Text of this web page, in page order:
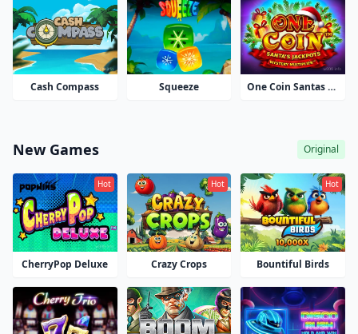
Cash Compass Squeeze One Coin Santas Jackpots
New Games Original
CherryPop Deluxe
Hot
Crazy Crops
Hot
Bountiful Birds
Hot